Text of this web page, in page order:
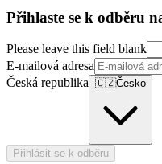
Přihlaste se k odběru
Please leave this field blank
E-mailová adresa
Česká republika 🇨🇿Česko
Přihlásit se k odběru